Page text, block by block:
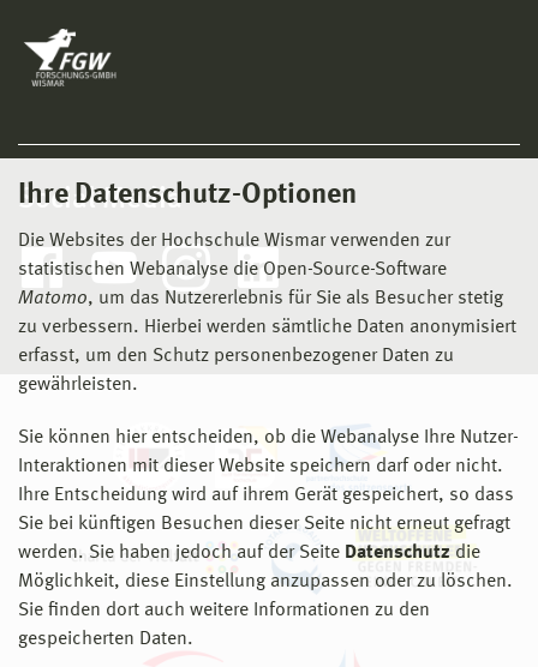
Ihre Datenschutz-Optionen
Die Websites der Hochschule Wismar verwenden zur
statistischen Webanalyse die Open-Source-Software
Matomo, um das Nutzererlebnis für Sie als Besucher stetig
zu verbessern. Hierbei werden sämtliche Daten anonymisiert
erfasst, um den Schutz personenbezogener Daten zu
gewährleisten.
Sie können hier entscheiden, ob die Webanalyse Ihre Nutzer-
Interaktionen mit dieser Website speichern darf oder nicht.
Ihre Entscheidung wird auf ihrem Gerät gespeichert, so dass
Sie bei künftigen Besuchen dieser Seite nicht erneut gefragt
werden. Sie haben jedoch auf der Seite Datenschutz die
Möglichkeit, diese Einstellung anzupassen oder zu löschen.
Sie finden dort auch weitere Informationen zu den
gespeicherten Daten.
Social Media